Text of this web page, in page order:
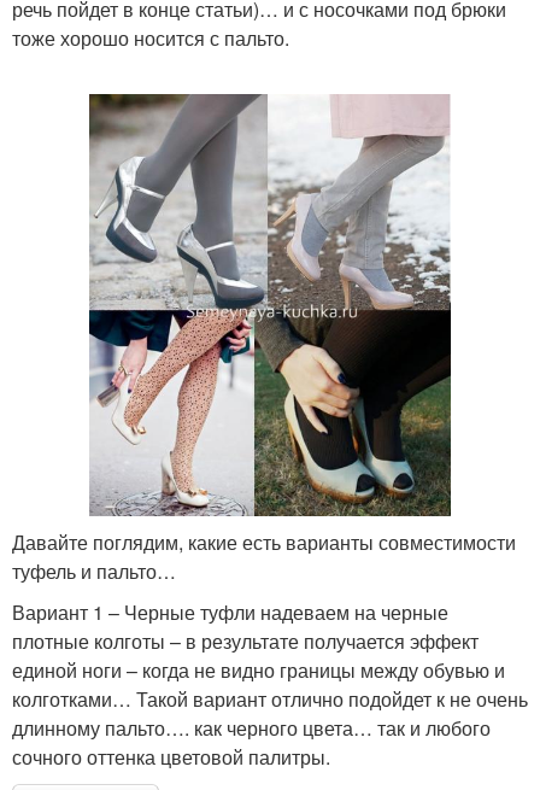
речь пойдет в конце статьи)… и с носочками под брюки
тоже хорошо носится с пальто.
Давайте поглядим, какие есть варианты совместимости
туфель и пальто…
Вариант 1 – Черные туфли надеваем на черные
плотные колготы – в результате получается эффект
единой ноги – когда не видно границы между обувью и
колготками… Такой вариант отлично подойдет к не очень
длинному пальто…. как черного цвета… так и любого
сочного оттенка цветовой палитры.